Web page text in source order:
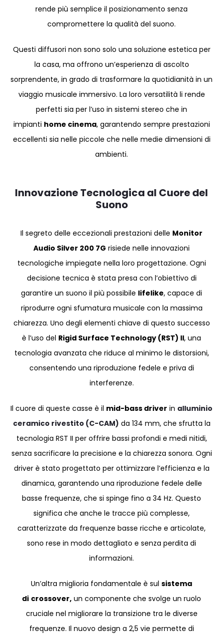
rende più semplice il posizionamento senza
compromettere la qualità del suono.
Questi diffusori non sono solo una soluzione estetica per
la casa, ma offrono un’esperienza di ascolto
sorprendente, in grado di trasformare la quotidianità in un
viaggio musicale immersivo. La loro versatilità li rende
perfetti sia per l’uso in sistemi stereo che in
impianti home cinema, garantendo sempre prestazioni
eccellenti sia nelle piccole che nelle medie dimensioni di
ambienti.
Innovazione Tecnologica al Cuore del
Suono
Il segreto delle eccezionali prestazioni delle Monitor
Audio Silver 200 7G risiede nelle innovazioni
tecnologiche impiegate nella loro progettazione. Ogni
decisione tecnica è stata presa con l’obiettivo di
garantire un suono il più possibile lifelike, capace di
riprodurre ogni sfumatura musicale con la massima
chiarezza. Uno degli elementi chiave di questo successo
è l’uso del Rigid Surface Technology (RST) II, una
tecnologia avanzata che riduce al minimo le distorsioni,
consentendo una riproduzione fedele e priva di
interferenze.
Il cuore di queste casse è il mid-bass driver in alluminio
ceramico rivestito (C-CAM) da 134 mm, che sfrutta la
tecnologia RST II per offrire bassi profondi e medi nitidi,
senza sacrificare la precisione e la chiarezza sonora. Ogni
driver è stato progettato per ottimizzare l’efficienza e la
dinamica, garantendo una riproduzione fedele delle
basse frequenze, che si spinge fino a 34 Hz. Questo
significa che anche le tracce più complesse,
caratterizzate da frequenze basse ricche e articolate,
sono rese in modo dettagliato e senza perdita di
informazioni.
Un’altra miglioria fondamentale è sul sistema
di crossover, un componente che svolge un ruolo
cruciale nel migliorare la transizione tra le diverse
frequenze. Il nuovo design a 2,5 vie permette di